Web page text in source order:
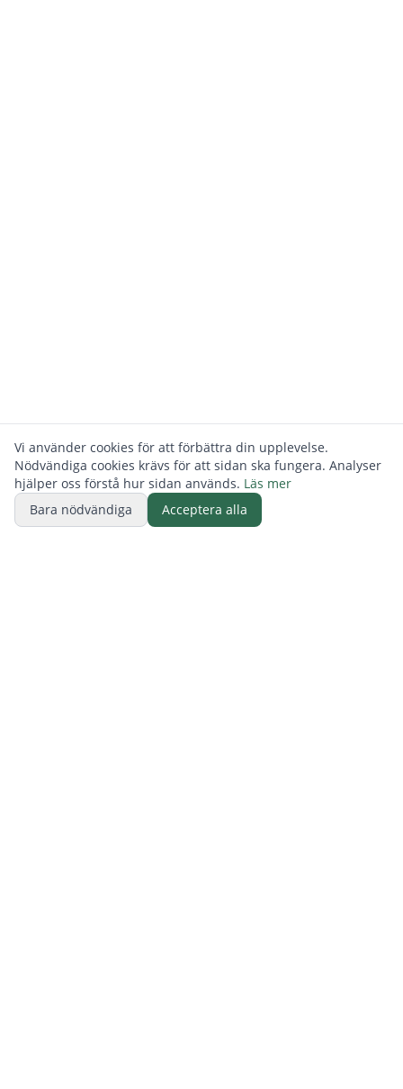
Vi använder cookies för att förbättra din upplevelse.
Nödvändiga cookies krävs för att sidan ska fungera. Analyser
hjälper oss förstå hur sidan används. Läs mer
Bara nödvändiga
Acceptera alla